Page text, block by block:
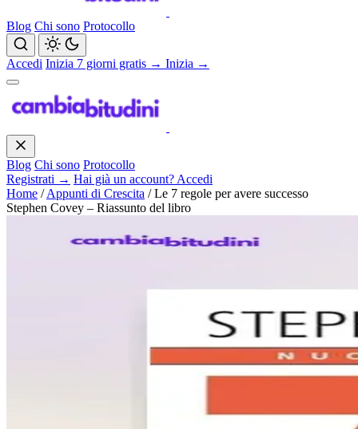
Blog Chi sono Protocollo
Accedi Inizia 7 giorni gratis → Inizia →
Blog Chi sono Protocollo
Registrati → Hai già un account? Accedi
Home / Appunti di Crescita / Le 7 regole per avere successo
Stephen Covey – Riassunto del libro